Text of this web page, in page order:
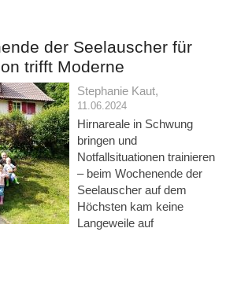
der Seelauscher für
trifft Moderne
Stephanie Kaut,
11.06.2024
Hirnareale in Schwung
bringen und
Notfallsituationen trainieren
– beim Wochenende der
Seelauscher auf dem
Höchsten kam keine
Langeweile auf